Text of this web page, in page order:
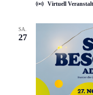
Virtuell
SA.
27